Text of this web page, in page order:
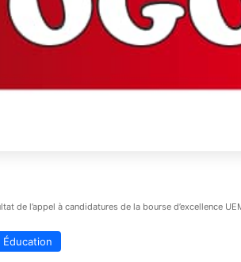
de l’appel à candidatures de la bourse d’excellence
Éducation